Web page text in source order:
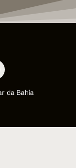
da Bahia